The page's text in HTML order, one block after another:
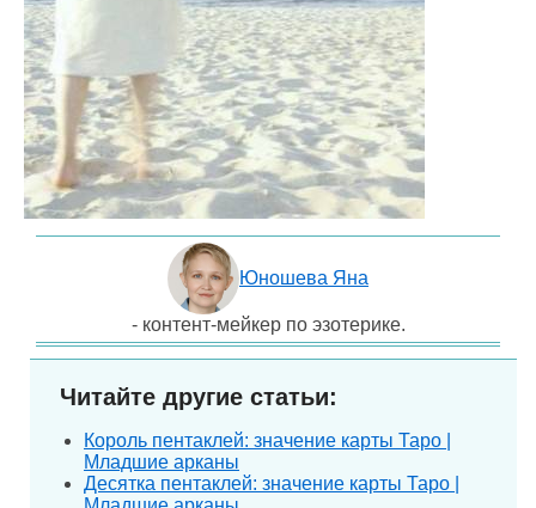
Юношева Яна
- контент-мейкер по эзотерике.
Читайте другие статьи:
Король пентаклей: значение карты Таро |
Младшие арканы
Десятка пентаклей: значение карты Таро |